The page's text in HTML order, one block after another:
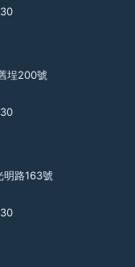
埕200號
路163號